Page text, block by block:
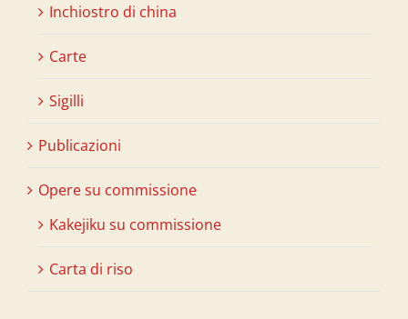
Inchiostro di china
Carte
Sigilli
Publicazioni
Opere su commissione
Kakejiku su commissione
Carta di riso